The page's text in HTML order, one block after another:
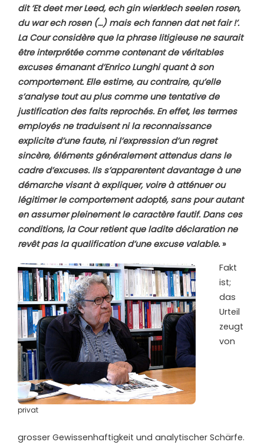
dit ‘Et deet mer Leed, ech gin wierklech seelen rosen,
du war ech rosen (…) mais ech fannen dat net fair !’.
La Cour considère que la phrase litigieuse ne saurait
être interprétée comme contenant de véritables
excuses émanant d’Enrico Lunghi quant à son
comportement. Elle estime, au contraire, qu’elle
s’analyse tout au plus comme une tentative de
justification des faits reprochés. En effet, les termes
employés ne traduisent ni la reconnaissance
explicite d’une faute, ni l’expression d’un regret
sincère, éléments généralement attendus dans le
cadre d’excuses. Ils s’apparentent davantage à une
démarche visant à expliquer, voire à atténuer ou
légitimer le comportement adopté, sans pour autant
en assumer pleinement le caractère fautif. Dans ces
conditions, la Cour retient que ladite déclaration ne
revêt pas la qualification d’une excuse valable.»
privat
Fakt
ist;
das
Urteil
zeugt
von
grosser Gewissenhaftigkeit und analytischer Schärfe.